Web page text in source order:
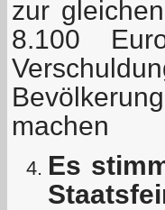
zur
8.100
machen
Es